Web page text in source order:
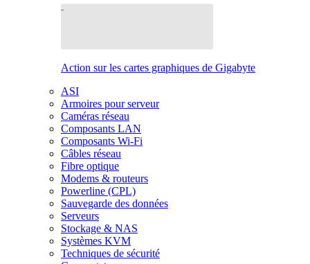
Action sur les cartes graphiques de Gigabyte
ASI
Armoires pour serveur
Caméras réseau
Composants LAN
Composants Wi-Fi
Câbles réseau
Fibre optique
Modems & routeurs
Powerline (CPL)
Sauvegarde des données
Serveurs
Stockage & NAS
Systèmes KVM
Techniques de sécurité